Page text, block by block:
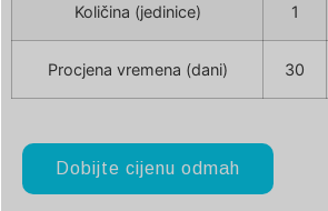
Količina (jedinice) 1
Procjena vremena (dani) 30
Dobijte cijenu odmah